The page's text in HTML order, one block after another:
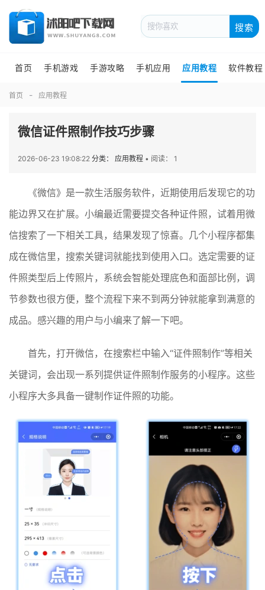
搜索
首页 手机游戏 手游攻略 手机应用 应用教程 软件教程
首页 应用教程
微信证件照制作技巧步骤
2026-06-23 19:08:22 分类： 应用教程 • 阅读： 1
《微信》是一款生活服务软件，近期使用后发现它的功
能边界又在扩展。小编最近需要提交各种证件照，试着用微
信搜索了一下相关工具，结果发现了惊喜。几个小程序都集
成在微信里，搜索关键词就能找到使用入口。选定需要的证
件照类型后上传照片，系统会智能处理底色和面部比例，调
节参数也很方便，整个流程下来不到两分钟就能拿到满意的
成品。感兴趣的用户与小编来了解一下吧。
首先，打开微信，在搜索栏中输入“证件照制作”等相关
关键词，会出现一系列提供证件照制作服务的小程序。这些
小程序大多具备一键制作证件照的功能。